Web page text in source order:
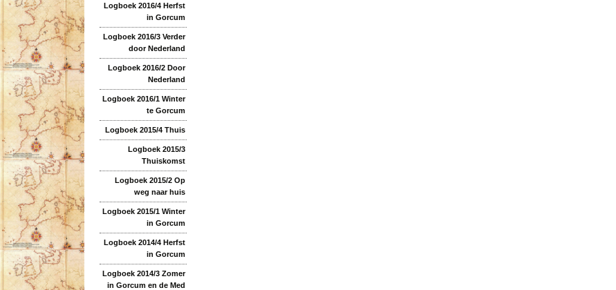
Logboek 2016/4 Herfst
in Gorcum
Logboek 2016/3 Verder
door Nederland
Logboek 2016/2 Door
Nederland
Logboek 2016/1 Winter
te Gorcum
Logboek 2015/4 Thuis
Logboek 2015/3
Thuiskomst
Logboek 2015/2 Op
weg naar huis
Logboek 2015/1 Winter
in Gorcum
Logboek 2014/4 Herfst
in Gorcum
Logboek 2014/3 Zomer
in Gorcum en de Med